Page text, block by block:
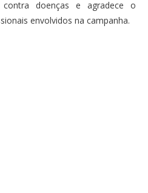
doenças e agradece o
envolvidos na campanha.